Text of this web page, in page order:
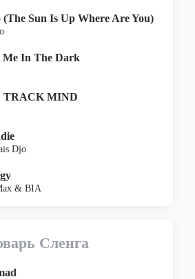
(The Sun Is Up Where Are You)
Me In The Dark
TRACK MIND
Djo
& BIA
Сленга